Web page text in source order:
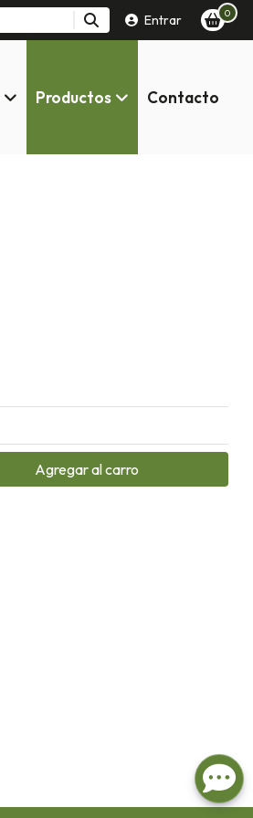
Entrar 0
Productos Contacto
Agregaral carro